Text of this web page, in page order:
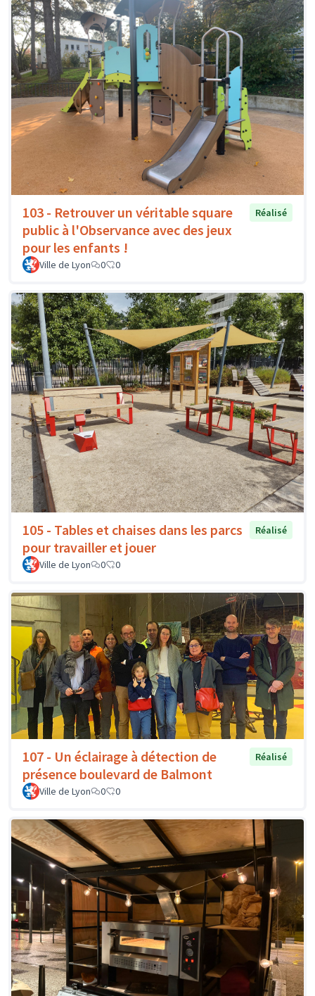
103 - Retrouver un véritable square
public à l'Observance avec des jeux
pour les enfants !
Réalisé
Ville de Lyon 0 0
105 - Tables et chaises dans les parcs
pour travailler et jouer
Réalisé
Ville de Lyon 0 0
107 - Un éclairage à détection de
présence boulevard de Balmont
Réalisé
Ville de Lyon 0 0